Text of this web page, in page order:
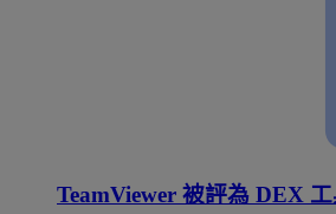
TeamViewer 被評為 DEX